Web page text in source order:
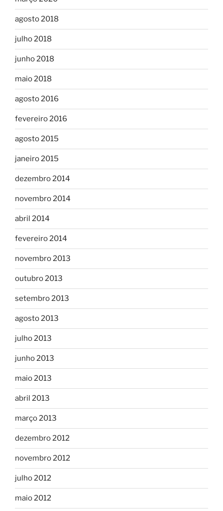
agosto 2018
julho 2018
junho 2018
maio 2018
agosto 2016
fevereiro 2016
agosto 2015
janeiro 2015
dezembro 2014
novembro 2014
abril 2014
fevereiro 2014
novembro 2013
outubro 2013
setembro 2013
agosto 2013
julho 2013
junho 2013
maio 2013
abril 2013
março 2013
dezembro 2012
novembro 2012
julho 2012
maio 2012